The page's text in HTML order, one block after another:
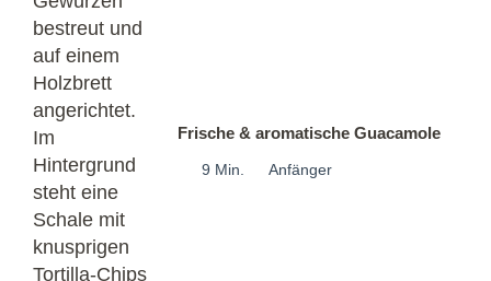
Frische & aromatische Guacamole
9 Min. Anfänger